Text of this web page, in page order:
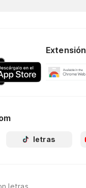
Extensión
letras
letras